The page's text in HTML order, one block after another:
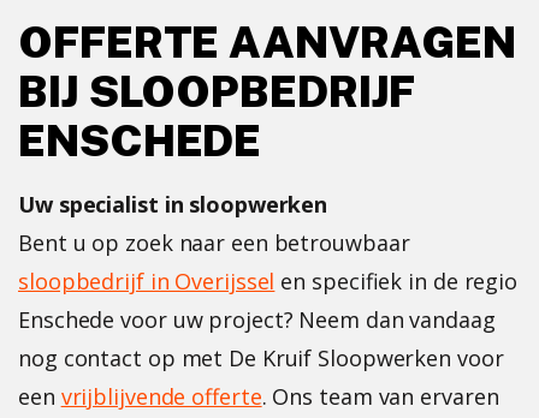
OFFERTE AANVRAGEN
BIJ SLOOPBEDRIJF
ENSCHEDE
Uw specialist in sloopwerken
Bent u op zoek naar een betrouwbaar
sloopbedrijf in Overijssel en specifiek in de regio
Enschede voor uw project? Neem dan vandaag
nog contact op met De Kruif Sloopwerken voor
een vrijblijvende offerte. Ons team van ervaren